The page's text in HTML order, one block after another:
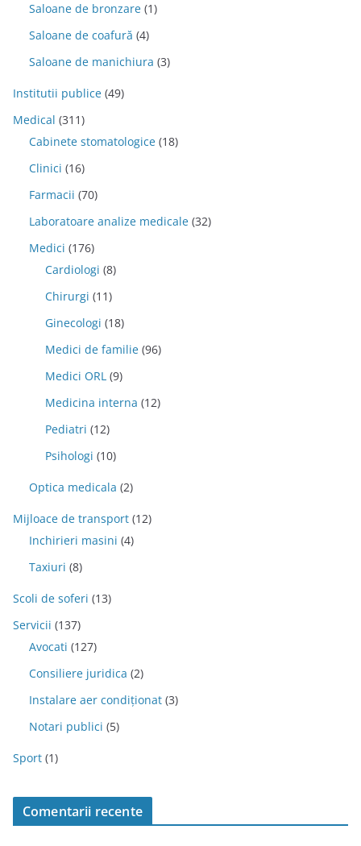
Saloane de bronzare (1)
Saloane de coafură (4)
Saloane de manichiura (3)
Institutii publice (49)
Medical (311)
Cabinete stomatologice (18)
Clinici (16)
Farmacii (70)
Laboratoare analize medicale (32)
Medici (176)
Cardiologi (8)
Chirurgi (11)
Ginecologi (18)
Medici de familie (96)
Medici ORL (9)
Medicina interna (12)
Pediatri (12)
Psihologi (10)
Optica medicala (2)
Mijloace de transport (12)
Inchirieri masini (4)
Taxiuri (8)
Scoli de soferi (13)
Servicii (137)
Avocati (127)
Consiliere juridica (2)
Instalare aer condiționat (3)
Notari publici (5)
Sport (1)
Comentarii recente